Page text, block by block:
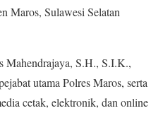
Maros, Sulawesi Selatan
S.H., S.I.K.,
utama Polres Maros, serta
cetak, elektronik, dan online